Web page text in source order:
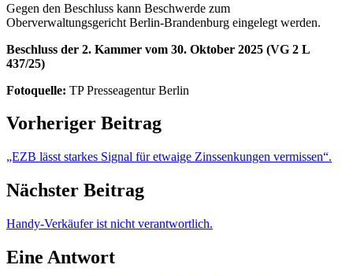
Gegen den Beschluss kann Beschwerde zum
Oberverwaltungsgericht Berlin-Brandenburg eingelegt werden.
Beschluss der 2. Kammer vom 30. Oktober 2025 (VG 2 L
437/25)
Fotoquelle: TP Presseagentur Berlin
Vorheriger Beitrag
„EZB lässt starkes Signal für etwaige Zinssenkungen vermissen“.
Nächster Beitrag
Handy-Verkäufer ist nicht verantwortlich.
Eine Antwort